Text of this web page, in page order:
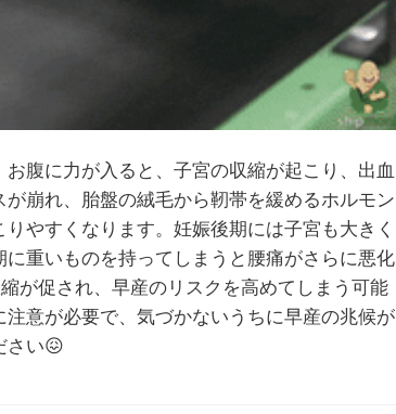
腹に力が入ると、子宮の収縮が起こり、出血
崩れ、胎盤の絨毛から靭帯を緩めるホルモン
やすくなります。妊娠後期には子宮も大きく
重いものを持ってしまうと腰痛がさらに悪化
が促され、早産のリスクを高めてしまう可能
意が必要で、気づかないうちに早産の兆候が
さい😖